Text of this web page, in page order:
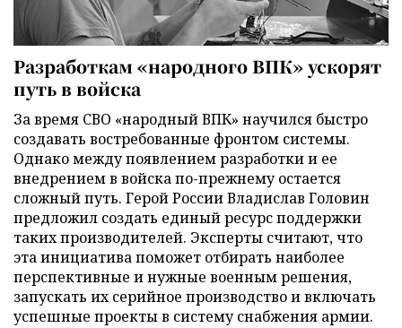
Разработкам «народного ВПК» ускорят
путь в войска
За время СВО «народный ВПК» научился быстро
создавать востребованные фронтом системы.
Однако между появлением разработки и ее
внедрением в войска по-прежнему остается
сложный путь. Герой России Владислав Головин
предложил создать единый ресурс поддержки
таких производителей. Эксперты считают, что
эта инициатива поможет отбирать наиболее
перспективные и нужные военным решения,
запускать их серийное производство и включать
успешные проекты в систему снабжения армии.